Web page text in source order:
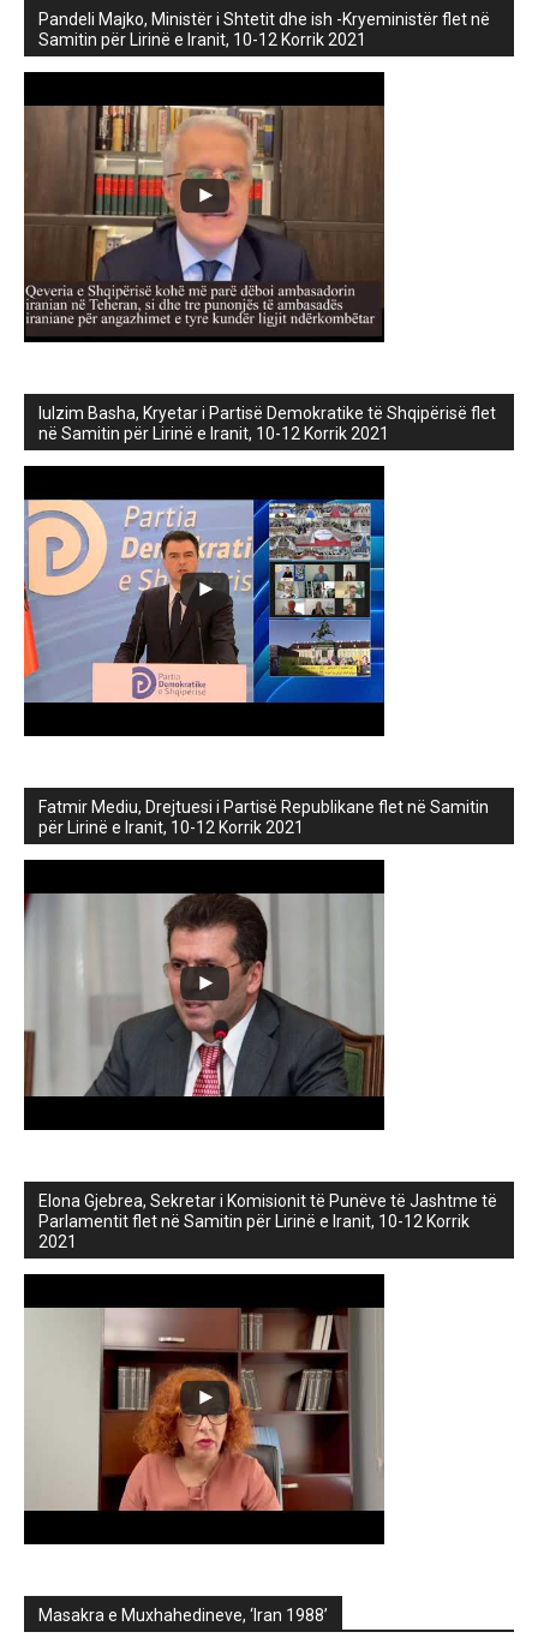
Pandeli Majko, Ministër i Shtetit dhe ish -Kryeministër flet në
Samitin për Lirinë e Iranit, 10-12 Korrik 2021
lulzim Basha, Kryetar i Partisë Demokratike të Shqipërisë flet
në Samitin për Lirinë e Iranit, 10-12 Korrik 2021
Fatmir Mediu, Drejtuesi i Partisë Republikane flet në Samitin
për Lirinë e Iranit, 10-12 Korrik 2021
Elona Gjebrea, Sekretar i Komisionit të Punëve të Jashtme të
Parlamentit flet në Samitin për Lirinë e Iranit, 10-12 Korrik
2021
Masakra e Muxhahedineve, ‘Iran 1988’